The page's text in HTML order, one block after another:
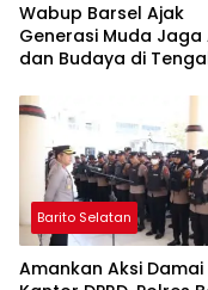
Wabup Barsel Ajak
Generasi Muda Jaga
dan Budaya di
Barito Selatan
Amankan Aksi Damai